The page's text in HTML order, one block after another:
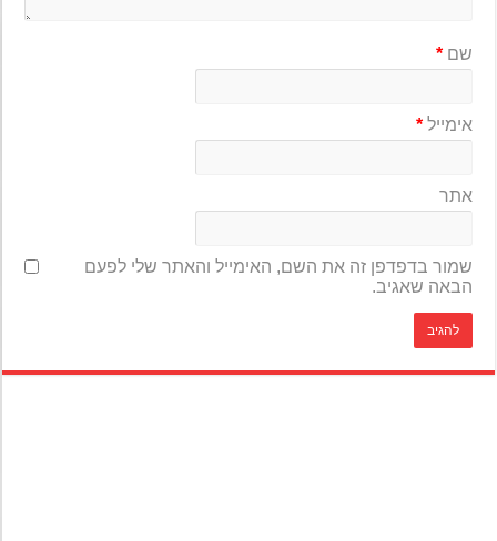
שם*
אימייל*
אתר
שמור בדפדפן זה את השם, האימייל והאתר שלי לפעם
הבאה שאגיב.